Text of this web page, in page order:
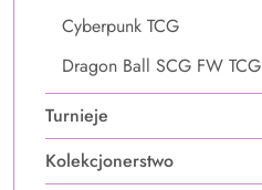
Cyberpunk TCG
Dragon Ball SCG FW TCG
Turnieje
Kolekcjonerstwo